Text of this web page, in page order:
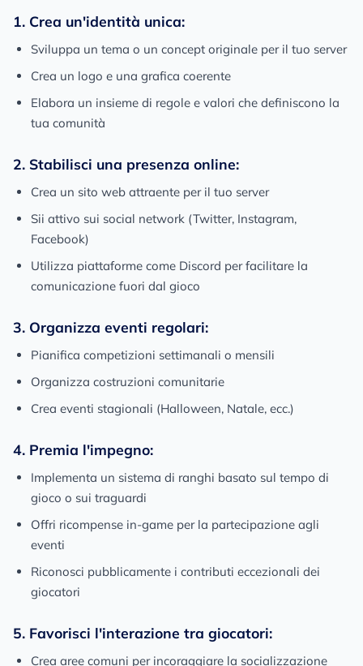
1. Crea un'identità unica:
Sviluppa un tema o un concept originale per il tuo server
Crea un logo e una grafica coerente
Elabora un insieme di regole e valori che definiscono la
tua comunità
2. Stabilisci una presenza online:
Crea un sito web attraente per il tuo server
Sii attivo sui social network (Twitter, Instagram,
Facebook)
Utilizza piattaforme come Discord per facilitare la
comunicazione fuori dal gioco
3. Organizza eventi regolari:
Pianifica competizioni settimanali o mensili
Organizza costruzioni comunitarie
Crea eventi stagionali (Halloween, Natale, ecc.)
4. Premia l'impegno:
Implementa un sistema di ranghi basato sul tempo di
gioco o sui traguardi
Offri ricompense in-game per la partecipazione agli
eventi
Riconosci pubblicamente i contributi eccezionali dei
giocatori
5. Favorisci l'interazione tra giocatori:
Crea aree comuni per incoraggiare la socializzazione